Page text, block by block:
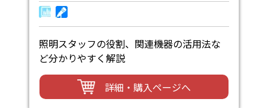
照明スタッフの役割、関連機器の活用法な
ど分かりやすく解説
詳細・購入ページへ